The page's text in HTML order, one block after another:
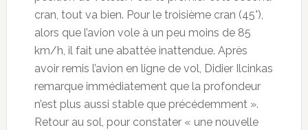
cran, tout va bien. Pour le troisième cran (45°),
alors que l’avion vole à un peu moins de 85
km/h, il fait une abattée inattendue. Après
avoir remis l’avion en ligne de vol, Didier Ilcinkas
remarque immédiatement que la profondeur
n’est plus aussi stable que précédemment ».
Retour au sol, pour constater « une nouvelle